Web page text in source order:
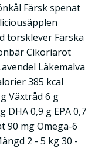
Färsk spenat
torsklever Färska
Cikoriarot
Läkemalva
385 kcal
Växtråd 6 g
DHA 0,9 g EPA 0,7
90 mg Omega-6
2 - 5 kg 30 -